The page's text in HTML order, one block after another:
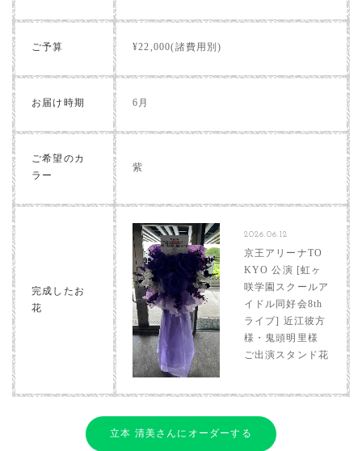
ご予算 ¥22,000(諸費用別)
お届け時期 6月
ご希望のカ
ラー
紫
完成したお
花
2026.06.12
京王アリーナTO
KYO 公演 [虹ヶ
咲学園スクールア
イドル同好会8th
ライブ] 近江彼方
様・鬼頭明里様
ご出演スタンド花
立本 清美さんにオーダーする